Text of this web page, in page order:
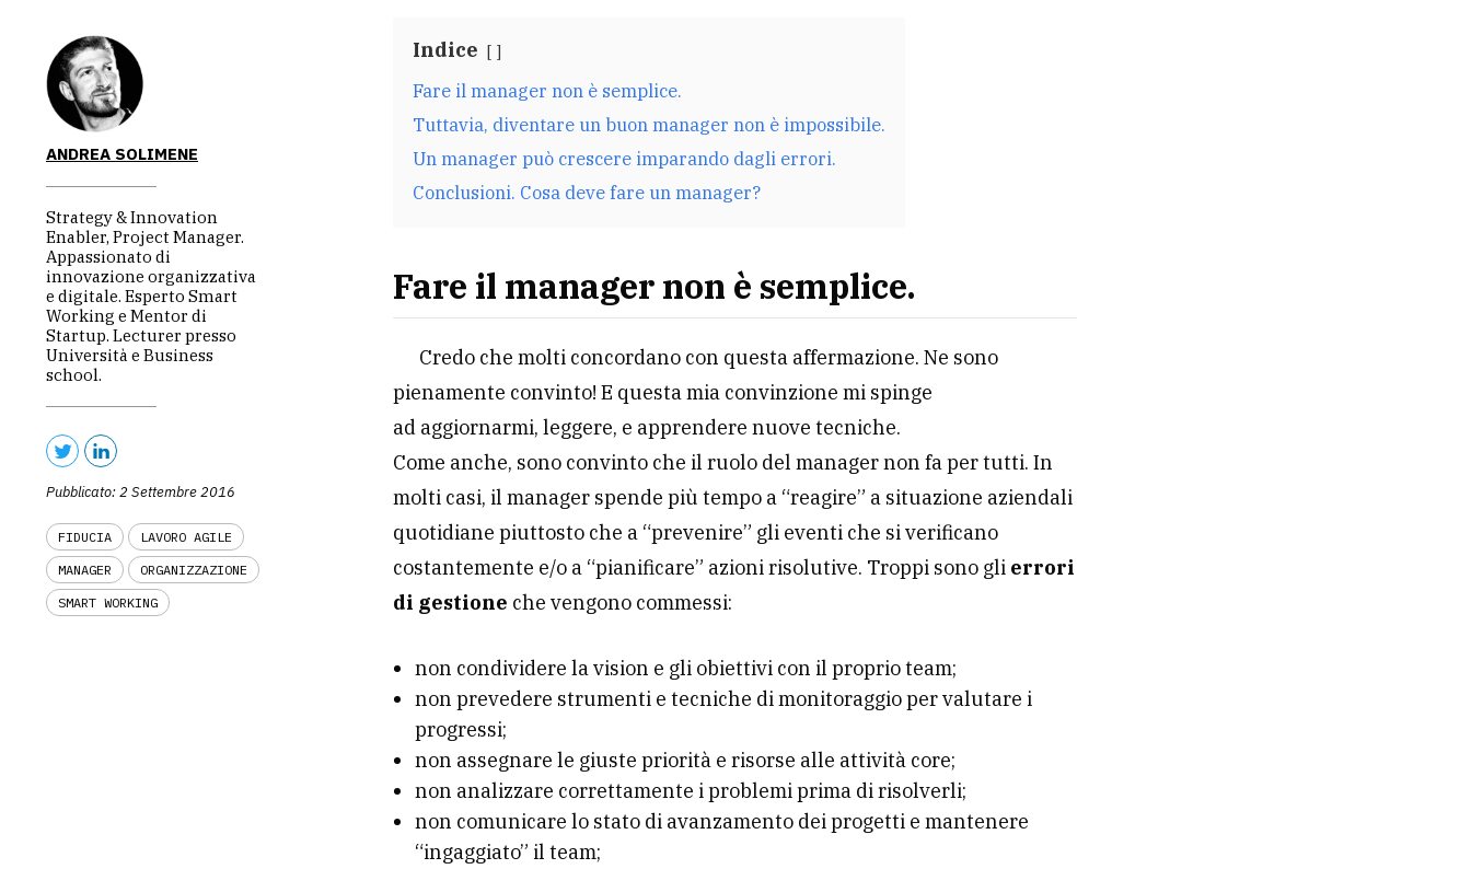
ANDREA SOLIMENE
Strategy & Innovation
Enabler, Project Manager.
Appassionato di
innovazione organizzativa
e digitale. Esperto Smart
Working e Mentor di
Startup. Lecturer presso
Università e Business
school.
Pubblicato: 2 Settembre 2016
FIDUCIA
LAVORO AGILE
MANAGER
ORGANIZZAZIONE
SMART WORKING
Indice
Fare il manager non è semplice.
Tuttavia, diventare un buon manager non è impossibile.
Un manager può crescere imparando dagli errori.
Conclusioni. Cosa deve fare un manager?
Fare il manager non è semplice.
Credo che molti concordano con questa affermazione. Ne sono
pienamente convinto! E questa mia convinzione mi spinge
ad aggiornarmi, leggere, e apprendere nuove tecniche.
Come anche, sono convinto che il ruolo del manager non fa per tutti. In
molti casi, il manager spende più tempo a “reagire” a situazione aziendali
quotidiane piuttosto che a “prevenire” gli eventi che si verificano
costantemente e/o a “pianificare” azioni risolutive. Troppi sono gli errori
di gestione che vengono commessi:
non condividere la vision e gli obiettivi con il proprio team;
non prevedere strumenti e tecniche di monitoraggio per valutare i
progressi;
non assegnare le giuste priorità e risorse alle attività core;
non analizzare correttamente i problemi prima di risolverli;
non comunicare lo stato di avanzamento dei progetti e mantenere
“ingaggiato” il team;